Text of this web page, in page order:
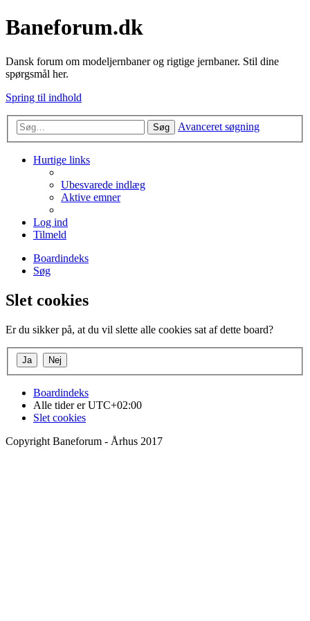
Baneforum.dk
Dansk forum om modeljernbaner og rigtige jernbaner. Stil dine
spørgsmål her.
Spring til indhold
Søg Avanceret søgning
Hurtige links
Ubesvarede indlæg
Aktive emner
Log ind
Tilmeld
Boardindeks
Søg
Slet cookies
Er du sikker på, at du vil slette alle cookies sat af dette board?
Boardindeks
Alle tider erUTC+02:00
Slet cookies
Copyright Baneforum - Århus 2017